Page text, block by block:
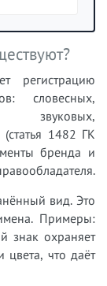
регистрацию
словесных,
звуковых,
1482 ГК
бренда и
вид. Это
Примеры:
знак охраняет
что даёт